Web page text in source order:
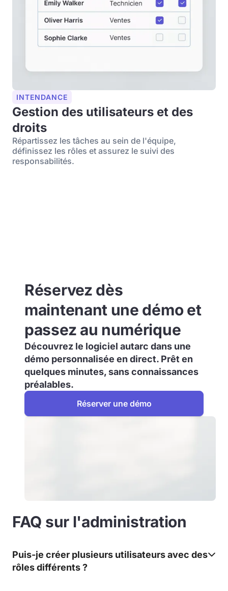
INTENDANCE
Gestion des utilisateurs et des
droits
Répartissez les tâches au sein de l'équipe,
définissez les rôles et assurez le suivi des
responsabilités.
Réservez dès
maintenant une démo et
passez au numérique
Découvrez le logiciel autarc dans une
démo personnalisée en direct. Prêt en
quelques minutes, sans connaissances
préalables.
Réserver une démo
FAQ sur l'administration
Puis-je créer plusieurs utilisateurs avec des
rôles différents ?